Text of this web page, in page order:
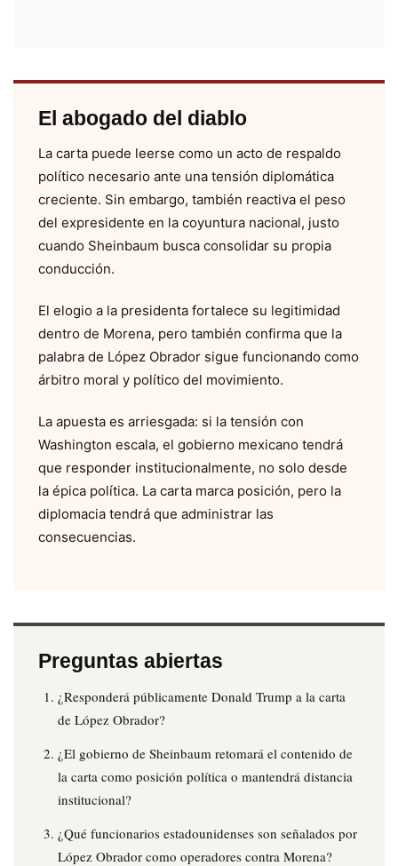
El abogado del diablo
La carta puede leerse como un acto de respaldo
político necesario ante una tensión diplomática
creciente. Sin embargo, también reactiva el peso
del expresidente en la coyuntura nacional, justo
cuando Sheinbaum busca consolidar su propia
conducción.
El elogio a la presidenta fortalece su legitimidad
dentro de Morena, pero también confirma que la
palabra de López Obrador sigue funcionando como
árbitro moral y político del movimiento.
La apuesta es arriesgada: si la tensión con
Washington escala, el gobierno mexicano tendrá
que responder institucionalmente, no solo desde
la épica política. La carta marca posición, pero la
diplomacia tendrá que administrar las
consecuencias.
Preguntas abiertas
¿Responderá públicamente Donald Trump a la carta
de López Obrador?
¿El gobierno de Sheinbaum retomará el contenido de
la carta como posición política o mantendrá distancia
institucional?
¿Qué funcionarios estadounidenses son señalados por
López Obrador como operadores contra Morena?